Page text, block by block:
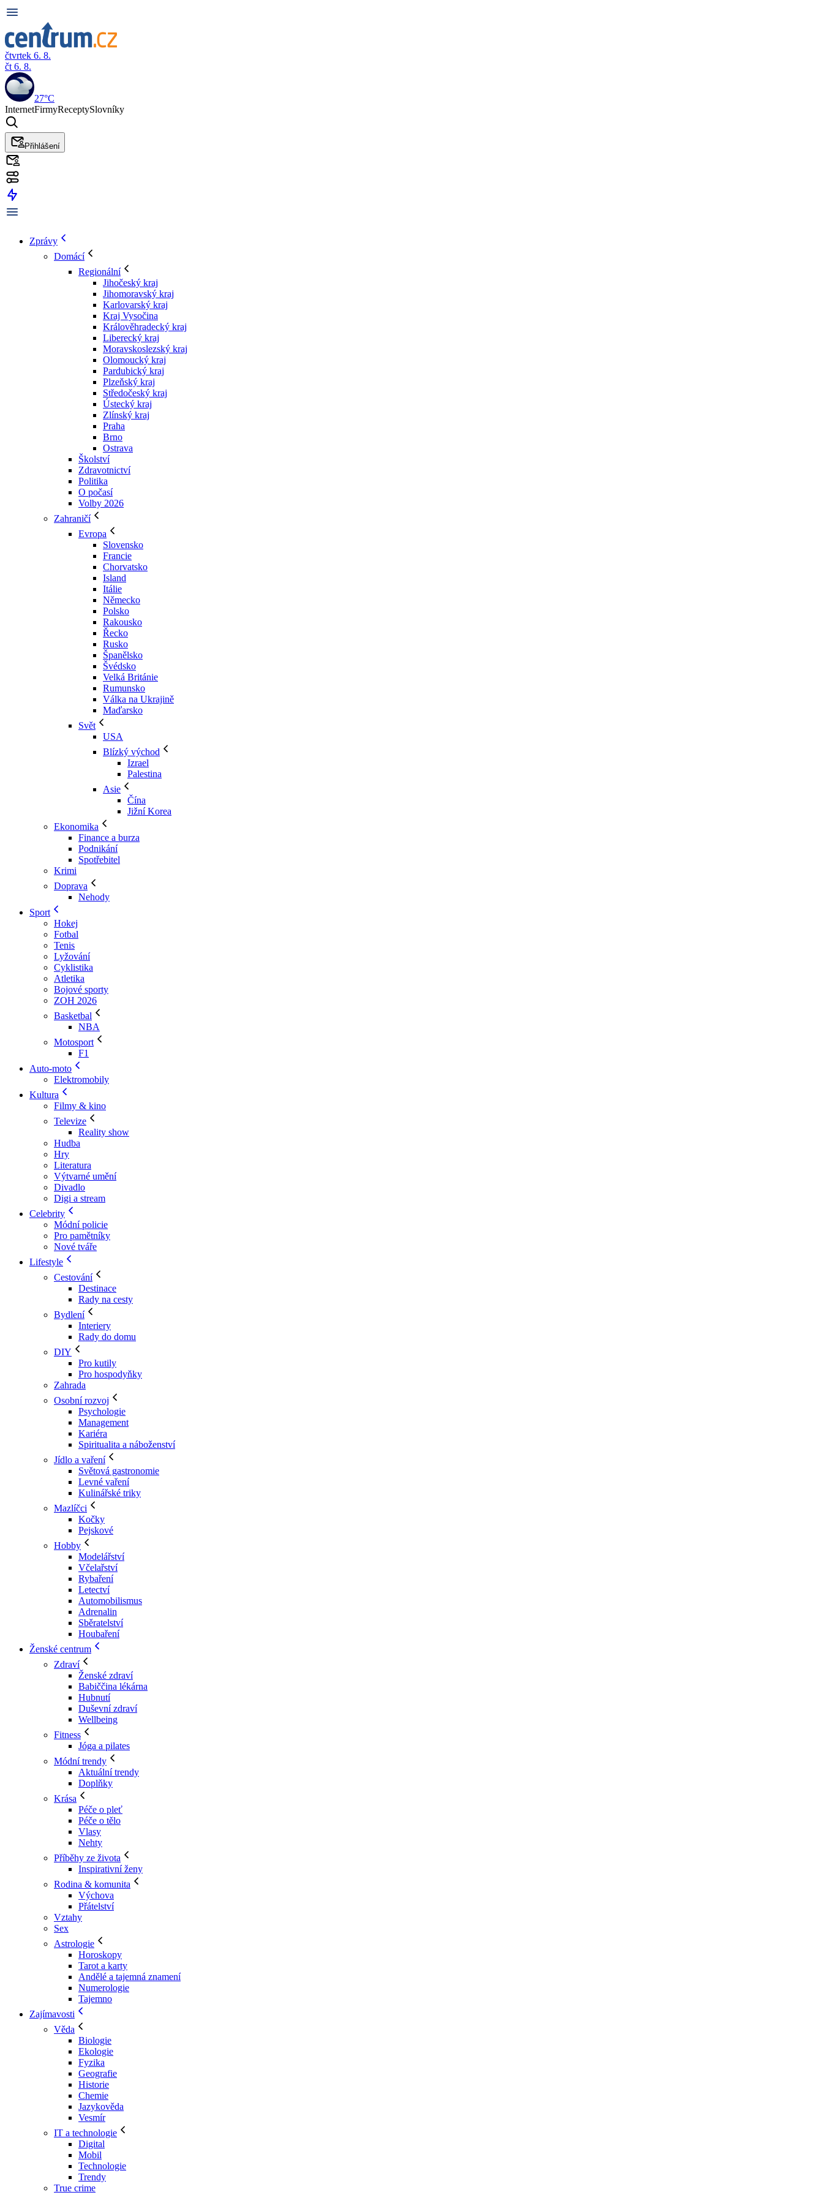
čtvrtek 6. 8.
čt 6. 8.
27°C
InternetFirmyReceptySlovníky
Přihlášení
Zprávy
Domácí
Regionální
Jihočeský kraj
Jihomoravský kraj
Karlovarský kraj
Kraj Vysočina
Králověhradecký kraj
Liberecký kraj
Moravskoslezský kraj
Olomoucký kraj
Pardubický kraj
Plzeňský kraj
Středočeský kraj
Ústecký kraj
Zlínský kraj
Praha
Brno
Ostrava
Školství
Zdravotnictví
Politika
O počasí
Volby 2026
Zahraničí
Evropa
Slovensko
Francie
Chorvatsko
Island
Itálie
Německo
Polsko
Rakousko
Řecko
Rusko
Španělsko
Švédsko
Velká Británie
Rumunsko
Válka na Ukrajině
Maďarsko
Svět
USA
Blízký východ
Izrael
Palestina
Asie
Čína
Jižní Korea
Ekonomika
Finance a burza
Podnikání
Spotřebitel
Krimi
Doprava
Nehody
Sport
Hokej
Fotbal
Tenis
Lyžování
Cyklistika
Atletika
Bojové sporty
ZOH 2026
Basketbal
NBA
Motosport
F1
Auto-moto
Elektromobily
Kultura
Filmy & kino
Televize
Reality show
Hudba
Hry
Literatura
Výtvarné umění
Divadlo
Digi a stream
Celebrity
Módní policie
Pro pamětníky
Nové tváře
Lifestyle
Cestování
Destinace
Rady na cesty
Bydlení
Interiery
Rady do domu
DIY
Pro kutily
Pro hospodyňky
Zahrada
Osobní rozvoj
Psychologie
Management
Kariéra
Spiritualita a náboženství
Jídlo a vaření
Světová gastronomie
Levné vaření
Kulinářské triky
Mazlíčci
Kočky
Pejskové
Hobby
Modelářství
Včelařství
Rybaření
Letectví
Automobilismus
Adrenalin
Sběratelství
Houbaření
Ženské centrum
Zdraví
Ženské zdraví
Babiččina lékárna
Hubnutí
Duševní zdraví
Wellbeing
Fitness
Jóga a pilates
Módní trendy
Aktuální trendy
Doplňky
Krása
Péče o pleť
Péče o tělo
Vlasy
Nehty
Příběhy ze života
Inspirativní ženy
Rodina & komunita
Výchova
Přátelství
Vztahy
Sex
Astrologie
Horoskopy
Tarot a karty
Andělé a tajemná znamení
Numerologie
Tajemno
Zajímavosti
Věda
Biologie
Ekologie
Fyzika
Geografie
Historie
Chemie
Jazykověda
Vesmír
IT a technologie
Digital
Mobil
Technologie
Trendy
True crime